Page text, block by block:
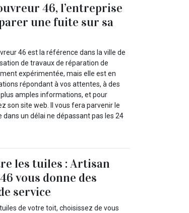
46, l’entreprise
une fuite sur sa
46 est la référence dans la ville de
de travaux de réparation de
expérimentée, mais elle est en
répondant à vos attentes, à des
amples informations, et pour
son site web. Il vous fera parvenir le
un délai ne dépassant pas les 24
les tuiles : Artisan
vous donne des
service
de votre toit, choisissez de vous